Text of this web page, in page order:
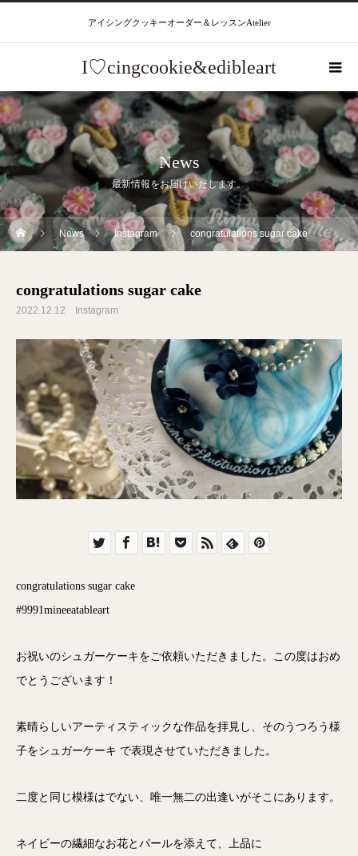
アイシングクッキーオーダー＆レッスンAtelier
I♡cingcookie&edibleart
News
最新情報をお届けいたします。
News Instagram congratulations sugar cake
congratulations sugar cake
2022.12.12 Instagram
congratulations sugar cake
#9991mineeatableart
お祝いのシュガーケーキをご依頼いただきました。この度はおめ
でとうございます！
素晴らしいアーティスティックな作品を拝見し、そのうつろう様
子をシュガーケーキ で表現させていただきました。
二度と同じ模様はでない、唯一無二の出逢いがそこにあります。
ネイビーの繊細なお花とパールを添えて、上品に